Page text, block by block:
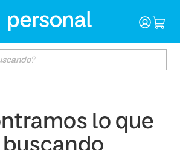
lo que